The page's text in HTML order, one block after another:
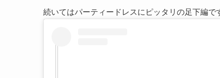
続いてはパーティードレスにピッタリの足下編で